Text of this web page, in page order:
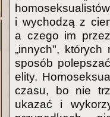
i wychodzą z
a czego im
„innych",
sposób
elity.
czasu, bo nie
ukazać i